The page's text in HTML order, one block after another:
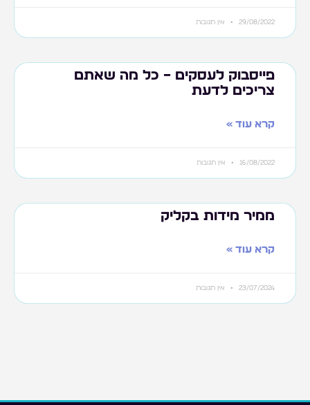
29/08/2022 אין תגובות
פייסבוק לעסקים – כל מה שאתם
צריכים לדעת
קרא עוד »
16/08/2022 אין תגובות
ממיר מידות בקליק
קרא עוד »
23/07/2024 אין תגובות